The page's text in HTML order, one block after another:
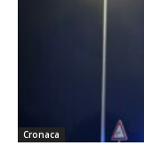
Cronaca